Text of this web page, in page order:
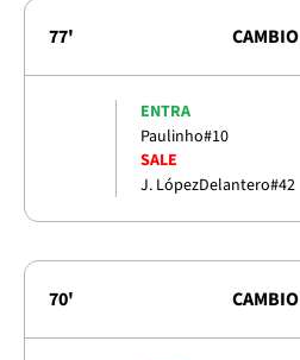
77' CAMBIO
ENTRA
Paulinho#10
SALE
J. LópezDelantero#42
70' CAMBIO